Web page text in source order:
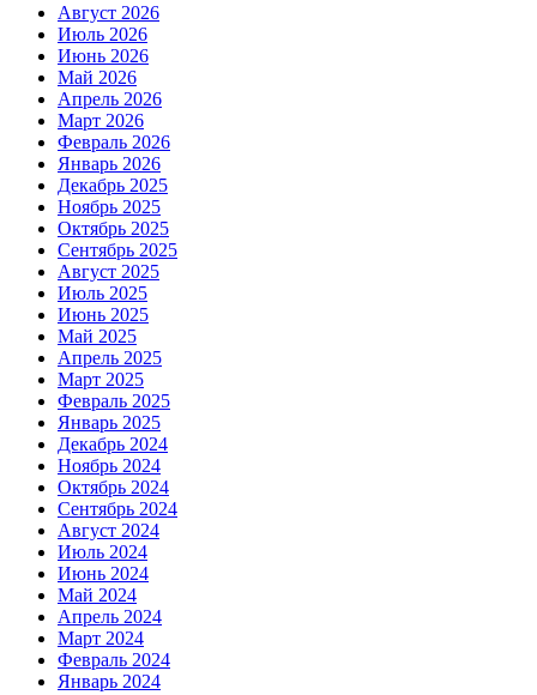
Август 2026
Июль 2026
Июнь 2026
Май 2026
Апрель 2026
Март 2026
Февраль 2026
Январь 2026
Декабрь 2025
Ноябрь 2025
Октябрь 2025
Сентябрь 2025
Август 2025
Июль 2025
Июнь 2025
Май 2025
Апрель 2025
Март 2025
Февраль 2025
Январь 2025
Декабрь 2024
Ноябрь 2024
Октябрь 2024
Сентябрь 2024
Август 2024
Июль 2024
Июнь 2024
Май 2024
Апрель 2024
Март 2024
Февраль 2024
Январь 2024